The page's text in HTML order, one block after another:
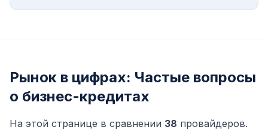
Рынок в цифрах: Частые вопросы
о бизнес-кредитах
На этой странице в сравнении 38 провайдеров.